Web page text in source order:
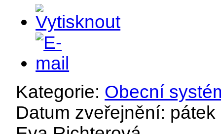
Kategorie: Obecní
Datum zveřejnění: